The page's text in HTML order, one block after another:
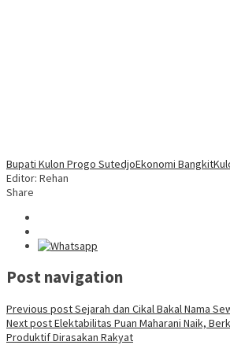
Bupati Kulon Progo SutedjoEkonomi Bangkit
Editor: Rehan
Share
Post navigation
Previous postSejarah dan Cikal Bakal Nama
Next postElektabilitas Puan Maharani Naik,
Produktif Dirasakan Rakyat